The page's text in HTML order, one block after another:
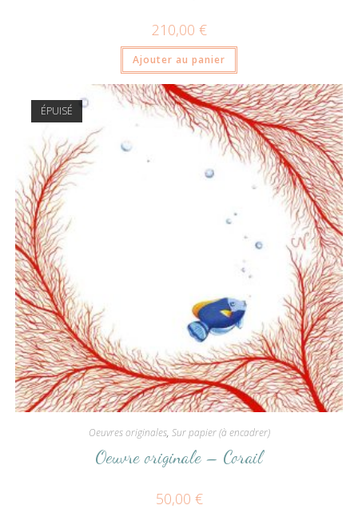
210,00 €
Ajouter au panier
ÉPUISÉ
Oeuvres originales, Sur papier (à encadrer)
Oeuvre originale – Corail
50,00 €